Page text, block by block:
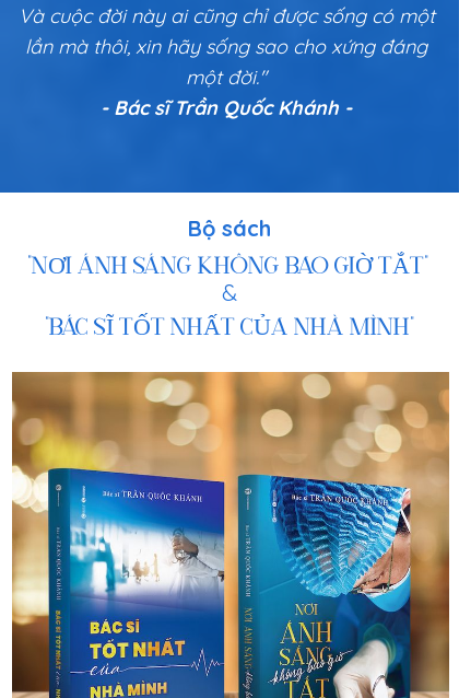
Và cuộc đời này ai cũng chỉ được sống có một
lần mà thôi, xin hãy sống sao cho xứng đáng
một đời."
- Bác sĩ Trần Quốc Khánh -
“NƠI ÁNH SÁNG KHÔNG BAO GIỜ TẮT”
Bộ sách
&
“BÁC SĨ TỐT NHẤT CỦA NHÀ MÌNH”